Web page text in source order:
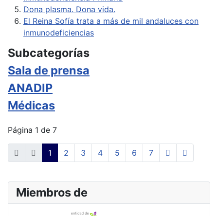
Dona plasma. Dona vida.
El Reina Sofía trata a más de mil andaluces con
inmunodeficiencias
Subcategorías
Sala de prensa
ANADIP
Médicas
Página 1 de 7
1 2 3 4 5 6 7
Miembros de